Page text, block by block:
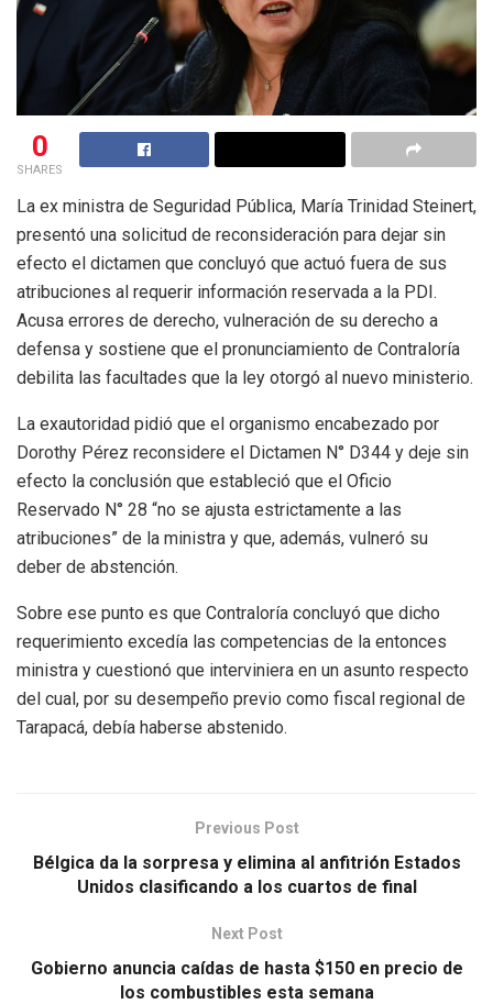
0
SHARES
La ex ministra de Seguridad Pública, María Trinidad Steinert,
presentó una solicitud de reconsideración para dejar sin
efecto el dictamen que concluyó que actuó fuera de sus
atribuciones al requerir información reservada a la PDI.
Acusa errores de derecho, vulneración de su derecho a
defensa y sostiene que el pronunciamiento de Contraloría
debilita las facultades que la ley otorgó al nuevo ministerio.
La exautoridad pidió que el organismo encabezado por
Dorothy Pérez reconsidere el Dictamen N° D344 y deje sin
efecto la conclusión que estableció que el Oficio
Reservado N° 28 “no se ajusta estrictamente a las
atribuciones” de la ministra y que, además, vulneró su
deber de abstención.
Sobre ese punto es que Contraloría concluyó que dicho
requerimiento excedía las competencias de la entonces
ministra y cuestionó que interviniera en un asunto respecto
del cual, por su desempeño previo como fiscal regional de
Tarapacá, debía haberse abstenido.
Previous Post
Bélgica da la sorpresa y elimina al anfitrión Estados
Unidos clasificando a los cuartos de final
Next Post
Gobierno anuncia caídas de hasta $150 en precio de
los combustibles esta semana